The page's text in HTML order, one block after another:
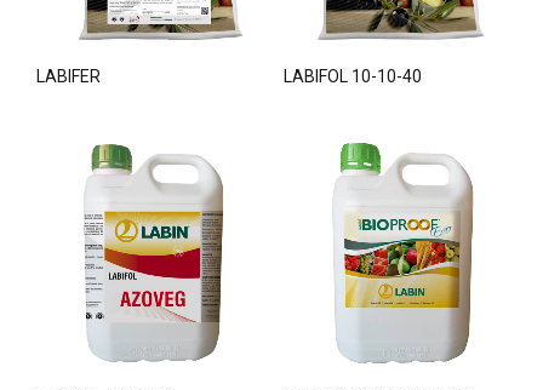
LABIFER LABIFOL 10-10-40